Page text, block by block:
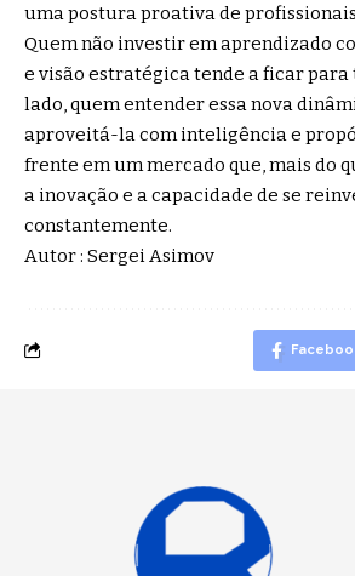
uma postura proativa de
Quem não investir em aprendizado
e visão estratégica tende a ficar para
lado, quem entender essa nova
aproveitá-la com inteligência e
frente em um mercado que, mais do
a inovação e a capacidade de se
constantemente.
Autor : Sergei Asimov